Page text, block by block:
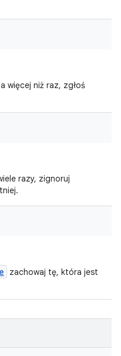
więcej niż raz, zgłoś
razy, zignoruj
zachowaj tę, która jest